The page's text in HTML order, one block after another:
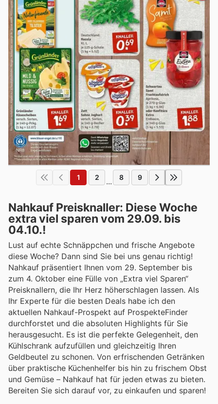
1 2 ... 8 9
Nahkauf Preisknaller: Diese Woche
extra viel sparen vom 29.09. bis
04.10.!
Lust auf echte Schnäppchen und frische Angebote
diese Woche? Dann sind Sie bei uns genau richtig!
Nahkauf präsentiert Ihnen vom 29. September bis
zum 4. Oktober eine Fülle von „Extra viel Sparen“
Preisknallern, die Ihr Herz höherschlagen lassen. Als
Ihr Experte für die besten Deals habe ich den
aktuellen Nahkauf-Prospekt auf ProspekteFinder
durchforstet und die absoluten Highlights für Sie
herausgesucht. Es ist die perfekte Gelegenheit, den
Kühlschrank aufzufüllen und gleichzeitig Ihren
Geldbeutel zu schonen. Von erfrischenden Getränken
über praktische Küchenhelfer bis hin zu frischem Obst
und Gemüse – Nahkauf hat für jeden etwas zu bieten.
Bereiten Sie sich darauf vor, zu einkaufen und sparen!